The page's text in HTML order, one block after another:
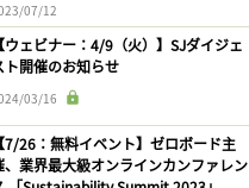
07/12
【ウェビナー：4/9（火）】SJダイジェ
ト開催のお知らせ
03/16
【7/26：無料イベント】ゼロボード主
、業界最大級オンラインカンファレン